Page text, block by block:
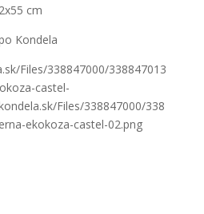
cm
Kondela
Files/338847000/338847013
castel-
Files/338847000/338
ekokoza-castel-02.png